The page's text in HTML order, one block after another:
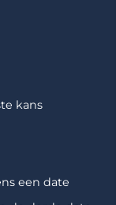
kans
een date